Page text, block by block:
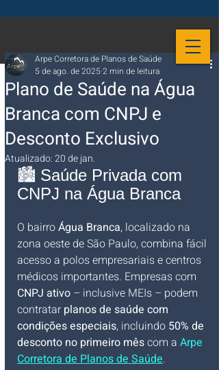
Plano de Saúde na Água
Branca com CNPJ e
Desconto Exclusivo
Arpe Corretora de Planos de Saúde
5 de ago. de 2025 2 min de leitura
Atualizado:20 de jan.
🏙️ Saúde Privada com
CNPJ na Água Branca
O bairro Água Branca, localizado na
zona oeste de São Paulo, combina fácil
acesso a polos empresariais e centros
médicos importantes. Empresas com
CNPJ ativo – inclusive MEIs – podem
contratar planos de saúde com
condições especiais, incluindo 50% de
desconto no primeiro mês com a Arpe
Corretora de Planos de Saúde.